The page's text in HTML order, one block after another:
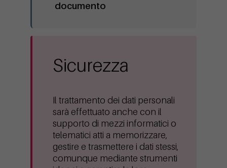
documento
Sicurezza
Il trattamento dei dati personali
sarà effettuato anche con il
supporto di mezzi informatici o
telematici atti a memorizzare,
gestire e trasmettere i dati stessi,
comunque mediante strumenti